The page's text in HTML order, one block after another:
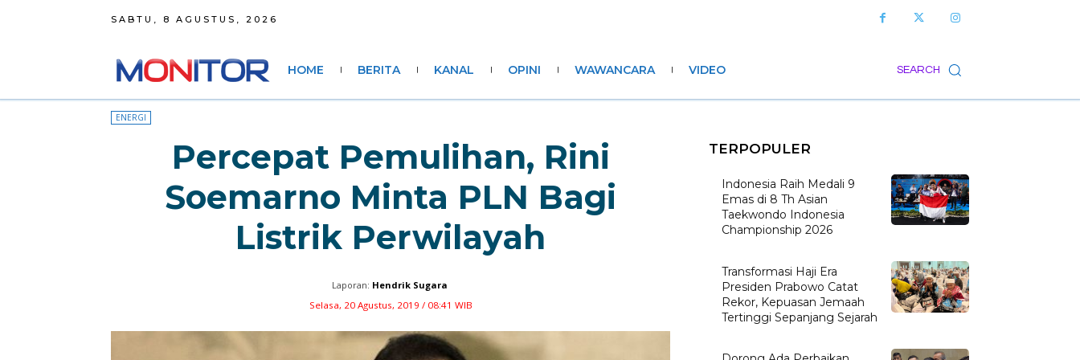
SABTU, 8 AGUSTUS, 2026
SEARCH
HOME BERITA KANAL OPINI WAWANCARA VIDEO
ENERGI
Percepat Pemulihan, Rini
Soemarno Minta PLN Bagi
Listrik Perwilayah
Laporan: Hendrik Sugara
Selasa, 20 Agustus, 2019 / 08:41 WIB
TERPOPULER
Indonesia Raih Medali 9
Emas di 8 Th Asian
Taekwondo Indonesia
Championship 2026
Transformasi Haji Era
Presiden Prabowo Catat
Rekor, Kepuasan Jemaah
Tertinggi Sepanjang Sejarah